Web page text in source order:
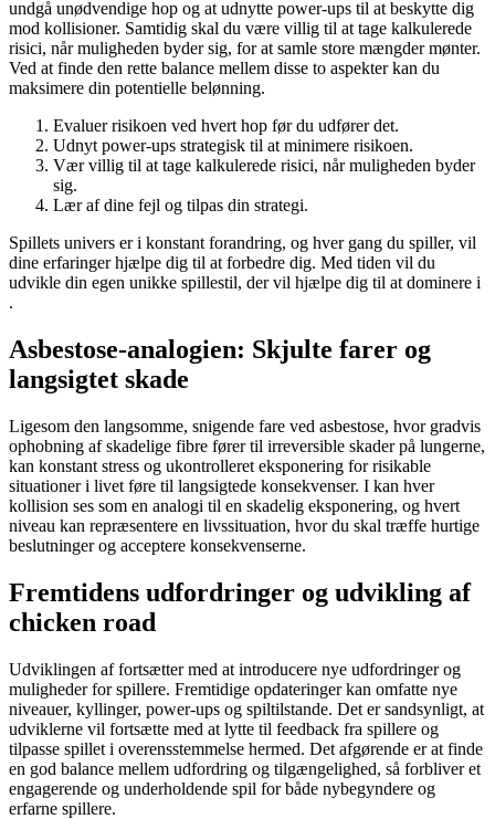
undgå unødvendige hop og at udnytte power-ups til at beskytte dig
mod kollisioner. Samtidig skal du være villig til at tage kalkulerede
risici, når muligheden byder sig, for at samle store mængder mønter.
Ved at finde den rette balance mellem disse to aspekter kan du
maksimere din potentielle belønning.
Evaluer risikoen ved hvert hop før du udfører det.
Udnyt power-ups strategisk til at minimere risikoen.
Vær villig til at tage kalkulerede risici, når muligheden byder
sig.
Lær af dine fejl og tilpas din strategi.
Spillets univers er i konstant forandring, og hver gang du spiller, vil
dine erfaringer hjælpe dig til at forbedre dig. Med tiden vil du
udvikle din egen unikke spillestil, der vil hjælpe dig til at dominere i
.
Asbestose-analogien: Skjulte farer og
langsigtet skade
Ligesom den langsomme, snigende fare ved asbestose, hvor gradvis
ophobning af skadelige fibre fører til irreversible skader på lungerne,
kan konstant stress og ukontrolleret eksponering for risikable
situationer i livet føre til langsigtede konsekvenser. I kan hver
kollision ses som en analogi til en skadelig eksponering, og hvert
niveau kan repræsentere en livssituation, hvor du skal træffe hurtige
beslutninger og acceptere konsekvenserne.
Fremtidens udfordringer og udvikling af
chicken road
Udviklingen af fortsætter med at introducere nye udfordringer og
muligheder for spillere. Fremtidige opdateringer kan omfatte nye
niveauer, kyllinger, power-ups og spiltilstande. Det er sandsynligt, at
udviklerne vil fortsætte med at lytte til feedback fra spillere og
tilpasse spillet i overensstemmelse hermed. Det afgørende er at finde
en god balance mellem udfordring og tilgængelighed, så forbliver et
engagerende og underholdende spil for både nybegyndere og
erfarne spillere.